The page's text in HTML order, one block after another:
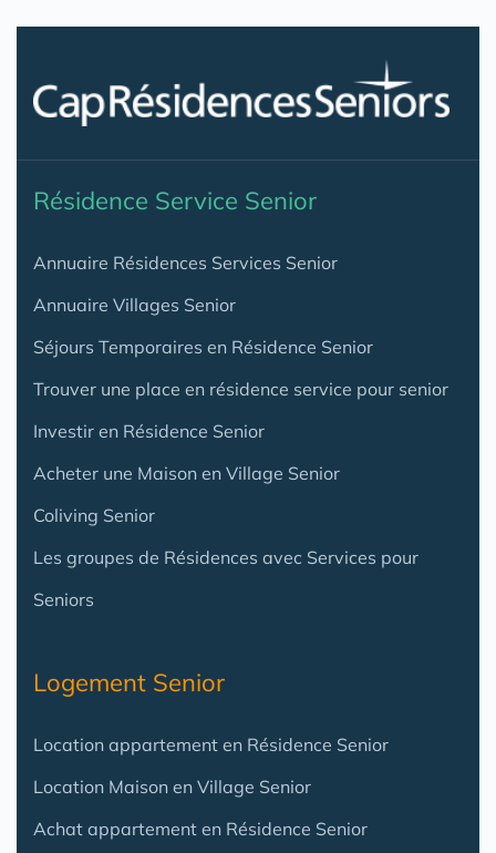
Résidence Service Senior
Annuaire Résidences Services Senior
Annuaire Villages Senior
Séjours Temporaires en Résidence Senior
Trouver une place en résidence service pour senior
Investir en Résidence Senior
Acheter une Maison en Village Senior
Coliving Senior
Les groupes de Résidences avec Services pour
Seniors
Logement Senior
Location appartement en Résidence Senior
Location Maison en Village Senior
Achat appartement en Résidence Senior